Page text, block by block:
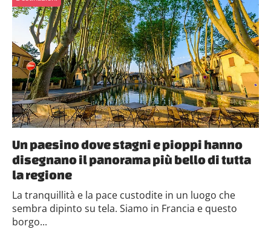
Un paesino dove stagni e pioppi hanno
disegnano il panorama più bello di tutta
la regione
La tranquillità e la pace custodite in un luogo che
sembra dipinto su tela. Siamo in Francia e questo
borgo...